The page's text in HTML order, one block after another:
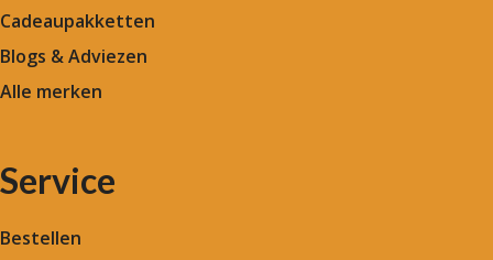
Cadeaupakketten
Blogs & Adviezen
Alle merken
Service
Bestellen